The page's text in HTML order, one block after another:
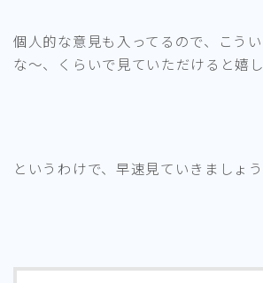
個人的な意見も入ってるので、こう
な～、くらいで見ていただけると嬉
というわけで、早速見ていきましょ